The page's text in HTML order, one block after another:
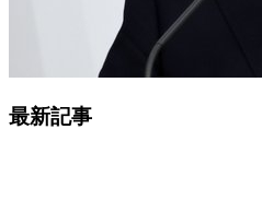
最新記事